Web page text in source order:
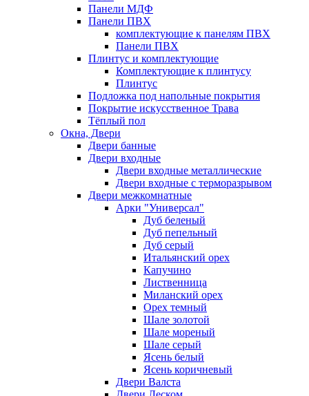
Панели МДФ
Панели ПВХ
комплектующие к панелям ПВХ
Панели ПВХ
Плинтус и комплектующие
Комплектующие к плинтусу
Плинтус
Подложка под напольные покрытия
Покрытие искусственное Трава
Тёплый пол
Окна, Двери
Двери банные
Двери входные
Двери входные металлические
Двери входные с терморазрывом
Двери межкомнатные
Арки "Универсал"
Дуб беленый
Дуб пепельный
Дуб серый
Итальянский орех
Капучино
Лиственница
Миланский орех
Орех темный
Шале золотой
Шале мореный
Шале серый
Ясень белый
Ясень коричневый
Двери Валста